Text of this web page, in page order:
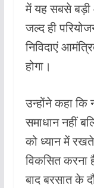
में यह सबसे बड़ी
जल्द ही
निविदाएं
होगा।
उन्होंने कहा कि
समाधान नहीं
को ध्यान में
विकसित करना
बाद बरसात के